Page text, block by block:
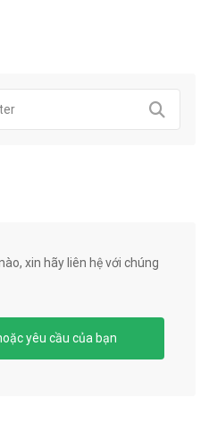
xin hãy liên hệ với chúng
yêu cầu của bạn